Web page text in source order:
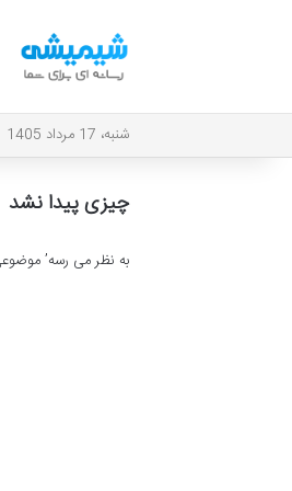
شنبه، 17 مرداد 1405
چیزی پیدا نشد
به نظر می رسه’